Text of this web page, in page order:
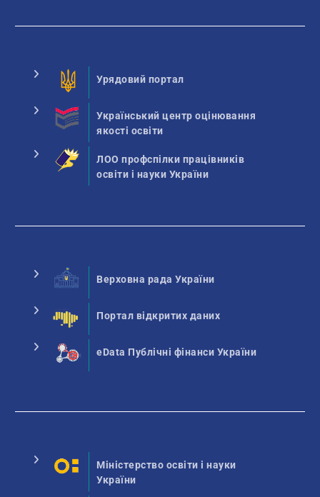
Урядовий портал
Український центр оцінювання
якості освіти
ЛОО профспілки працівників
освіти і науки України
Верховна рада України
Портал відкритих даних
eData Публічні фінанси України
Міністерство освіти і науки
України